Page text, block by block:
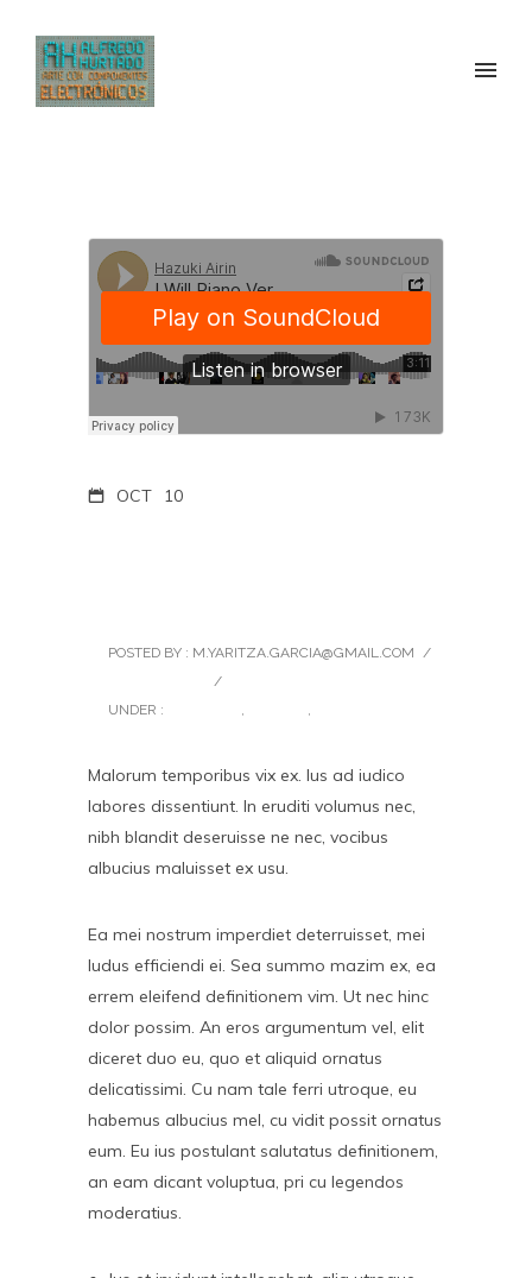
OCT 10
POSTED BY : M.YARITZA.GARCIA@GMAIL.COM /
/
UNDER :
, ,
Malorum temporibus vix ex. Ius ad iudico
labores dissentiunt. In eruditi volumus nec,
nibh blandit deseruisse ne nec, vocibus
albucius maluisset ex usu.
Ea mei nostrum imperdiet deterruisset, mei
ludus efficiendi ei. Sea summo mazim ex, ea
errem eleifend definitionem vim. Ut nec hinc
dolor possim. An eros argumentum vel, elit
diceret duo eu, quo et aliquid ornatus
delicatissimi. Cu nam tale ferri utroque, eu
habemus albucius mel, cu vidit possit ornatus
eum. Eu ius postulant salutatus definitionem,
an eam dicant voluptua, pri cu legendos
moderatius.